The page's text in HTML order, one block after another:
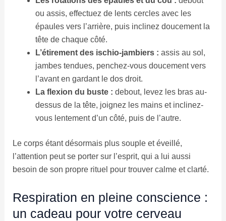
ou assis, effectuez de lents cercles avec les
épaules vers l’arrière, puis inclinez doucement la
tête de chaque côté.
L’étirement des ischio-jambiers : assis au sol,
jambes tendues, penchez-vous doucement vers
l’avant en gardant le dos droit.
La flexion du buste : debout, levez les bras au-
dessus de la tête, joignez les mains et inclinez-
vous lentement d’un côté, puis de l’autre.
Le corps étant désormais plus souple et éveillé,
l’attention peut se porter sur l’esprit, qui a lui aussi
besoin de son propre rituel pour trouver calme et clarté.
Respiration en pleine conscience :
un cadeau pour votre cerveau